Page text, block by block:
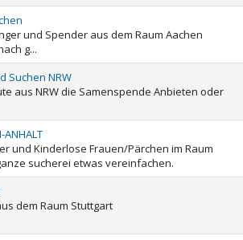
und Spender aus dem Raum Aachen
g...
Suchen NRW
aus NRW die Samenspende Anbieten oder
ANHALT
und Kinderlose Frauen/Pärchen im Raum
sucherei etwas vereinfachen.
dem Raum Stuttgart